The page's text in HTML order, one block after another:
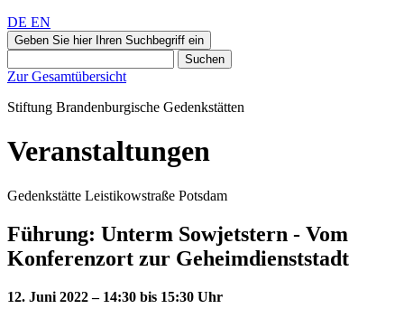
DE EN
Geben Sie hier Ihren Suchbegriff ein
Suchen
Zur Gesamtübersicht
Stiftung Brandenburgische Gedenkstätten
Veranstaltungen
Gedenkstätte Leistikowstraße Potsdam
Führung: Unterm Sowjetstern - Vom
Konferenzort zur Geheimdienststadt
12. Juni 2022 – 14:30 bis 15:30 Uhr